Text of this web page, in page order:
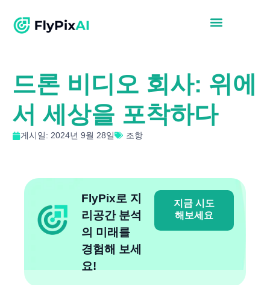
드론 비디오 회사: 위에
서 세상을 포착하다
게시일: 2024년 9월 28일 조항
FlyPix로 지
리공간 분석
의 미래를
경험해 보세
요!
지금 시도
해보세요